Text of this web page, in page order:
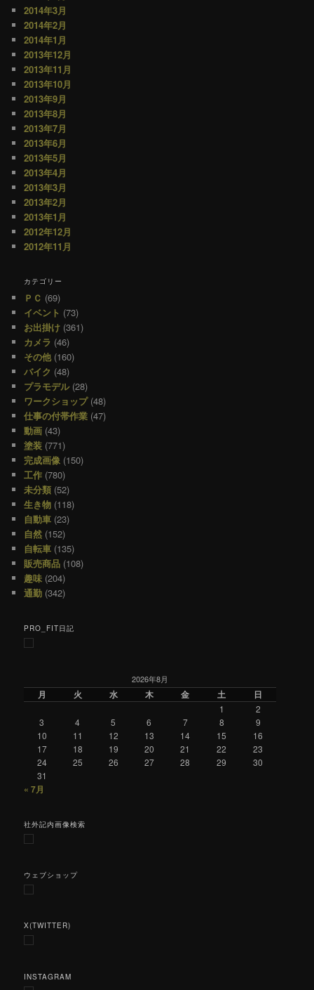
2014年3月
2014年2月
2014年1月
2013年12月
2013年11月
2013年10月
2013年9月
2013年8月
2013年7月
2013年6月
2013年5月
2013年4月
2013年3月
2013年2月
2013年1月
2012年12月
2012年11月
カテゴリー
ＰＣ (69)
イベント (73)
お出掛け (361)
カメラ (46)
その他(160)
バイク (48)
プラモデル(28)
ワークショップ(48)
仕事の付帯作業 (47)
動画 (43)
塗装 (771)
完成画像 (150)
工作 (780)
未分類 (52)
生き物 (118)
自動車 (23)
自然 (152)
自転車 (135)
販売商品 (108)
趣味 (204)
通勤 (342)
PRO_FIT日記
2026年8月
月 火 水 木 金 土 日
1
2
3
4 5 6 7 8
9
10
11 12 13 14 15
16
17
18 19 20 21 22
23
24
25 26 27 28 29
30
31
« 7月
社外記内画像検索
ウェブショップ
X(TWITTER)
INSTAGRAM